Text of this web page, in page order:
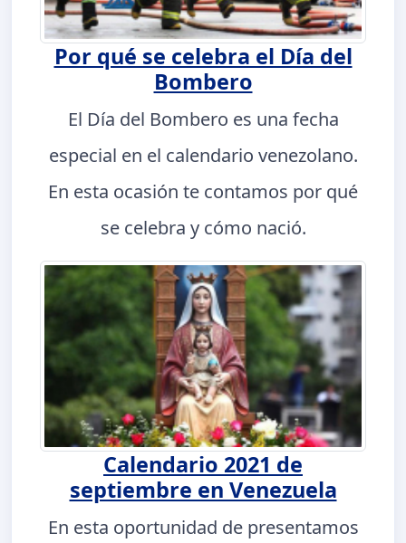
Por qué se celebra el Día del
Bombero
El Día del Bombero es una fecha
especial en el calendario venezolano.
En esta ocasión te contamos por qué
se celebra y cómo nació.
Calendario 2021 de
septiembre en Venezuela
En esta oportunidad de presentamos